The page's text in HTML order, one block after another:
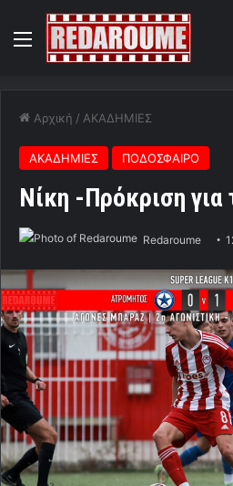
Menu
Αρχική / ΑΚΑΔΗΜΙΕΣ
ΑΚΑΔΗΜΙΕΣ ΠΟΔΟΣΦΑΙΡΟ
Νίκη -Πρόκριση για
Redaroume